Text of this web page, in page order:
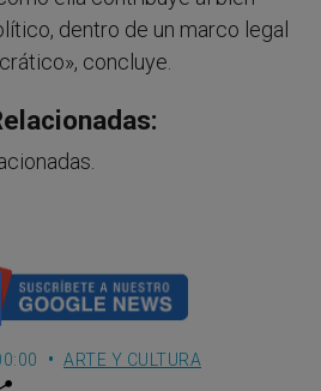
dentro de un marco legal
concluye.
ARTE Y CULTURA